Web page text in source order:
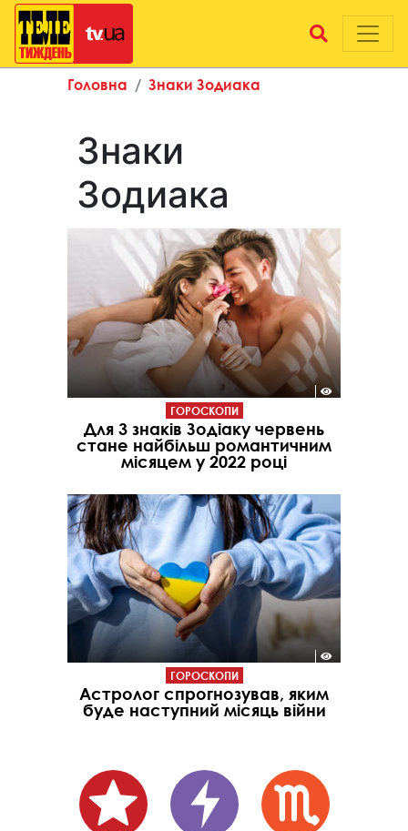
Головна Знаки Зодиака
Знаки
Зодиака
ГОРОСКОПИ
Для 3 знаків Зодіаку червень
стане найбільш романтичним
місяцем у 2022 році
ГОРОСКОПИ
Астролог спрогнозував, яким
буде наступний місяць війни